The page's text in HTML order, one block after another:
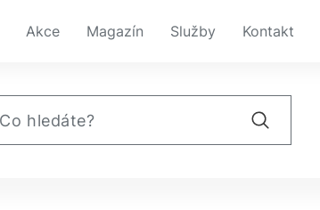
Akce Magazín Služby Kontakt